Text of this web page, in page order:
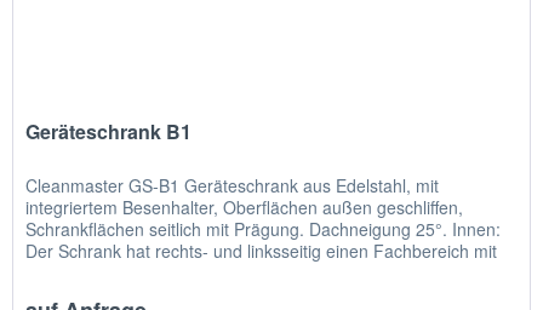
Geräteschrank B1
Cleanmaster GS-B1 Geräteschrank aus Edelstahl, mit
integriertem Besenhalter, Oberflächen außen geschliffen,
Schrankflächen seitlich mit Prägung. Dachneigung 25°. Innen:
Der Schrank hat rechts- und linksseitig einen Fachbereich mit